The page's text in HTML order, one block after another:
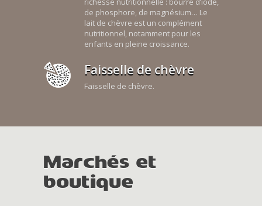
de phosphore, de magnésium… Le
lait de chèvre est un complément
nutritionnel, notamment pour les
enfants en pleine croissance.
Faisselle de chèvre
Faisselle de chèvre.
Marchés et
boutique